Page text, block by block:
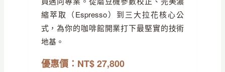
縮萃取（Espresso）到三大拉花核心公
式，為你的咖啡館開業打下最堅實的技術
地基。
優惠價：NT$ 27,800